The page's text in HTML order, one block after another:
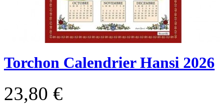
Torchon Calendrier Hansi 2026
23,80 €